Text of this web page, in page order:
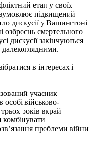
етап у своїх
підвищений
дискусії у Вашингтоні
озброєнь смертельного
дискусії закінчуються
в інтересах і
учасник
військово-
років вкрай
комбінувати
проблеми війни